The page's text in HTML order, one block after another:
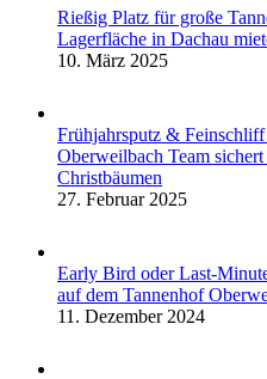
Rießig Platz für große
Lagerfläche in Dachau
10. März 2025
Frühjahrsputz &
Oberweilbach Team
Christbäumen
27. Februar 2025
Early Bird oder Last-
auf dem Tannenhof
11. Dezember 2024